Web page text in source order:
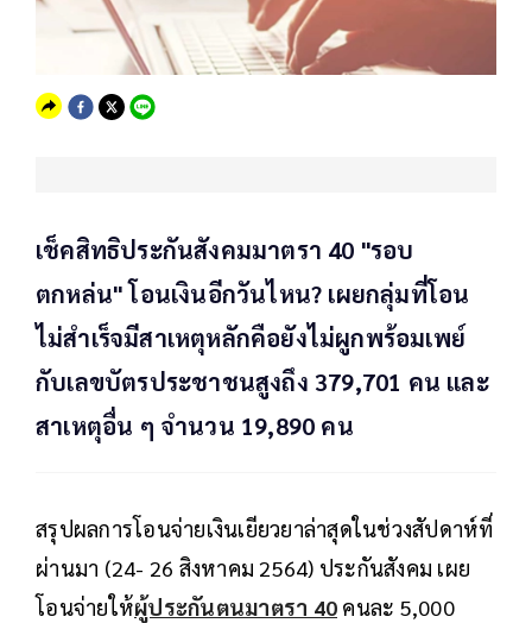
เช็คสิทธิประกันสังคมมาตรา 40 "รอบ
ตกหล่น" โอนเงินอีกวันไหน? เผยกลุ่มที่โอน
ไม่สำเร็จมีสาเหตุหลักคือยังไม่ผูกพร้อมเพย์
กับเลขบัตรประชาชนสูงถึง 379,701 คน และ
สาเหตุอื่น ๆ จำนวน 19,890 คน
สรุปผลการโอนจ่ายเงินเยียวยาล่าสุดในช่วงสัปดาห์ที่
ผ่านมา (24- 26 สิงหาคม 2564) ประกันสังคม เผย
โอนจ่ายให้ผู้ประกันตนมาตรา 40 คนละ 5,000